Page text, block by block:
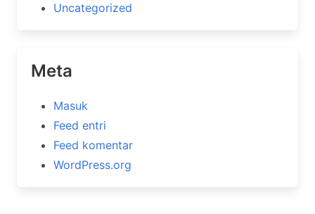
Uncategorized
Meta
Masuk
Feed entri
Feed komentar
WordPress.org